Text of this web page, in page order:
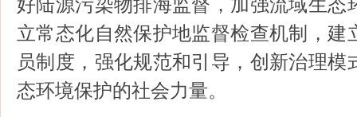
好陆源污染物排海监督，加强流域生态
立常态化自然保护地监督检查机制，建
员制度，强化规范和引导，创新治理模
态环境保护的社会力量。